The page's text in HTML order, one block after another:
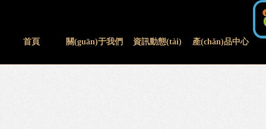
首頁 關(guān)于我們 資訊動態(tài) 產(chǎn)品中心